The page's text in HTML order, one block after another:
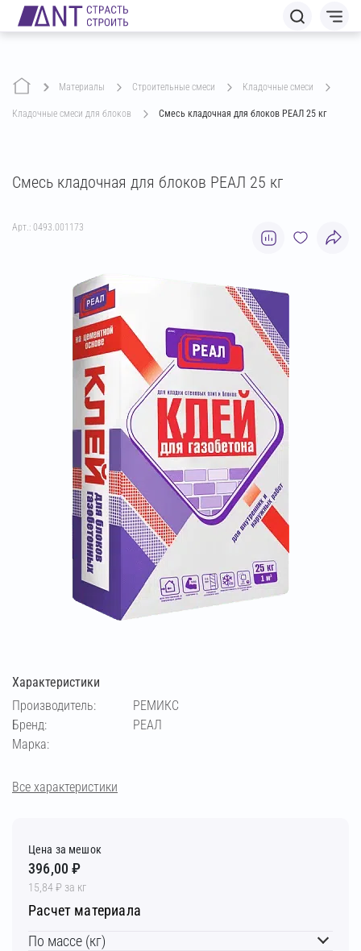
Материалы строительные смеси кладочные смеси
кладочные смеси для блоков Смесь кладочная для блоков РЕАЛ 25 кг
Смесь кладочная для блоков РЕАЛ 25 кг
Арт.: 0493.001173
Характеристики
Производитель:
РЕМИКС
Бренд:
РЕАЛ
Марка:
Все характеристики
Цена за мешок
396,00 ₽
15,84 ₽ за кг
Расчет материала
По массе (кг)